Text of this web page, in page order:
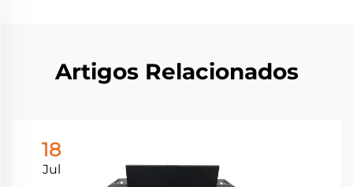
Artigos Relacionados
18
Jul